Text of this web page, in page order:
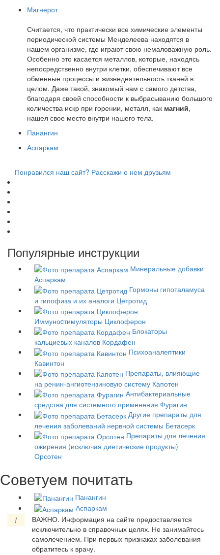
Магнерот
Считается, что практически все химические элементы
периодической системы Менделеева находятся в
нашем организме, где играют свою немаловажную роль.
Особенно это касается металлов, которые, находясь
непосредственно внутри клетки, обеспечивают все
обменные процессы и жизнедеятельность тканей в
целом. Даже такой, знакомый нам с самого детства,
благодаря своей способности к выбрасыванию большого
количества искр при горении, металл, как магний,
нашел свое место внутри нашего тела.
Панангин
Аспаркам
Понравился наш сайт? Расскажи о нем друзьям
Популярные инструкции
Минеральные добавки
Аспаркам
Гормоны гипоталамуса
и гипофиза и их аналоги Цетротид
Иммуноcтимуляторы Циклоферон
Блокаторы
кальциевых каналов Кордафен
Психоаналептики
Кавинтон
Препараты, влияющие
на ренин-ангиотензиновую систему Капотен
Антибактериальные
средства для системного применения Фурагин
Другие препараты для
лечения заболеваний нервной системы Бетасерк
Препараты для лечения
ожирения (исключая диетические продукты)
Орсотен
Советуем почитать
Панангин
Аспаркам
!
ВАЖНО. Информация на сайте предоставляется
исключительно в справочных целях. Не занимайтесь
самолечением. При первых признаках заболевания
обратитесь к врачу.